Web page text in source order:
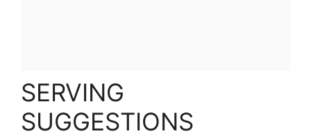
SERVING
SUGGESTIONS